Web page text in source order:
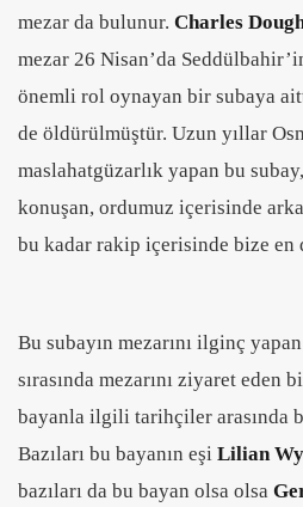
mezar da bulunur. Charles
mezar 26 Nisan’da
önemli rol oynayan bir subaya
de öldürülmüştür. Uzun yıllar
maslahatgüzarlık yapan bu
konuşan, ordumuz içerisinde
bu kadar rakip içerisinde bize en
Bu subayın mezarını ilginç
sırasında mezarını ziyaret
bayanla ilgili tarihçiler arasında
Bazıları bu bayanın eşi Lilian
bazıları da bu bayan olsa olsa